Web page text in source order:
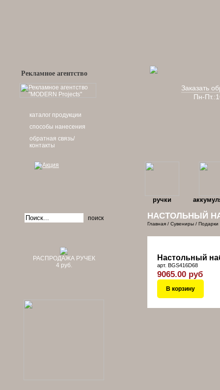
Рекламное агентство
каталог продукции
способы нанесения
обратная связь/
контакты
Заказать
Пн-
ручки
поиск
РАСПРОДАЖА РУЧЕК
4 руб.
НАСТОЛЬНЫЙ
Главная / Сувениры /
Настольный
арт. BGS416D68
9065.00 руб
В корзину